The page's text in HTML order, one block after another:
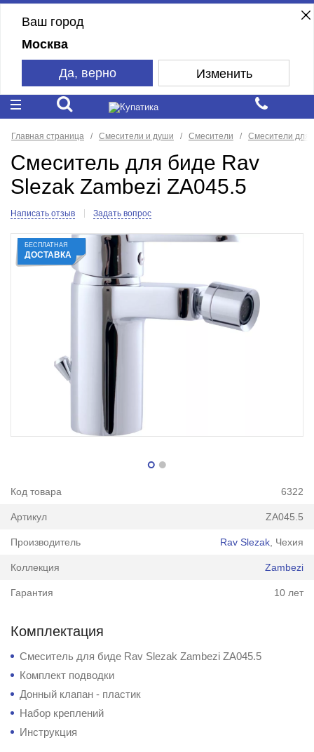
Ваш город
Москва
Да, верно Изменить
Главная страница Смесители и души Смесители Смесители для
Смеситель для биде Rav
Slezak Zambezi ZA045.5
Написать отзыв Задать вопрос
БЕСПЛАТНАЯ
ДОСТАВКА
Код товара 6322
Артикул ZA045.5
Производитель Rav Slezak , Чехия
Коллекция Zambezi
Гарантия 10 лет
Комплектация
Смеситель для биде Rav Slezak Zambezi ZA045.5
Комплект подводки
Донный клапан - пластик
Набор креплений
Инструкция